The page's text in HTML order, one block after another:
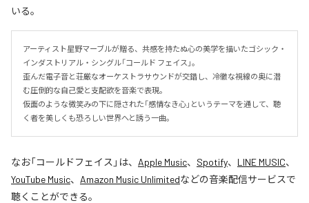
いる。
アーティスト星野マーブルが贈る、共感を持たぬ心の美学を描いたゴシック・
インダストリアル・シングル「コールド フェイス」。
歪んだ電子音と荘厳なオーケストラサウンドが交錯し、冷徹な視線の奥に潜
む圧倒的な自己愛と支配欲を音楽で表現。
仮面のような微笑みの下に隠された「感情なき心」というテーマを通して、聴
く者を美しくも恐ろしい世界へと誘う一曲。
なお「コールドフェイス 」は、 Apple Music、 Spotify、 LINE MUSIC、
YouTube Music、 Amazon Music Unlimitedなどの音楽配信サービスで
聴くことができる。